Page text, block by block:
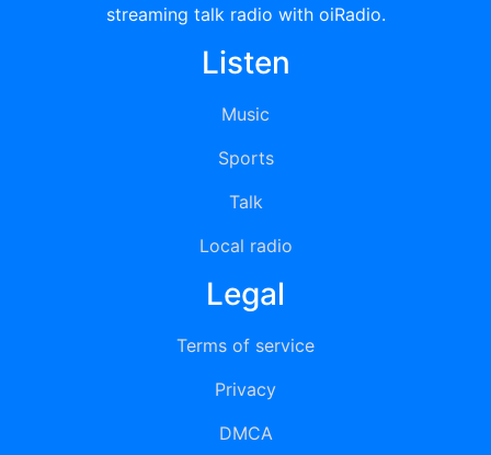
streaming talk radio with oiRadio.
Listen
Music
Sports
Talk
Local radio
Legal
Terms of service
Privacy
DMCA